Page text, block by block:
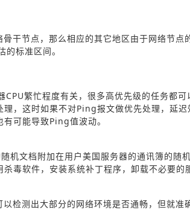
干节点，那么相应的其它地区由于网络节点
标准区间。
繁忙程度有关，很多高优先级的任务都
，这时如果不对Ping报文做优先处理，延
可能导致Ping值波动。
机文档附加在用户美国服务器的通讯簿的随
毒软件，安装系统补丁程序，卸载不必要的
检测出大部分的网络环境是否通畅，但就准